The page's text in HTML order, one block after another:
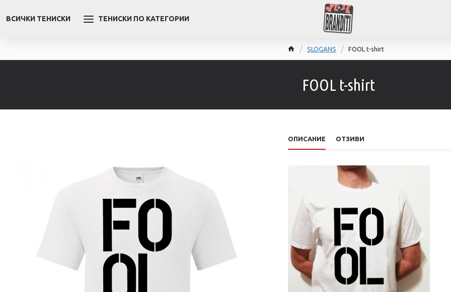
ВСИЧКИ ТЕНИСКИ ТЕНИСКИ ПО КАТЕГОРИИ
SLOGANS FOOL t-shirt
FOOL t-shirt
ОПИСАНИЕ ОТЗИВИ